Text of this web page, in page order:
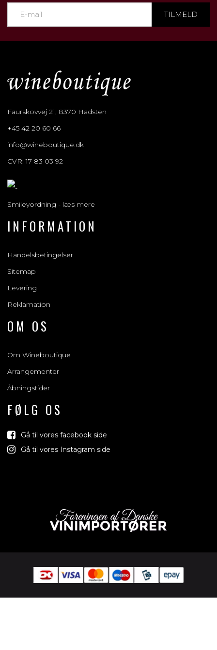
TILMELD
Faurskovvej 21, 8370 Hadsten
+45 42 20 60 66
info@wineboutique.dk
CVR: 17 83 03 92
Smileyordning - læs mere
INFORMATION
Handelsbetingelser
Sitemap
Levering
Reklamation
OM OS
Om Wineboutique
Arrangementer
Åbningstider
FØLG OS
Gå til vores facebook side
Gå til vores Instagram side